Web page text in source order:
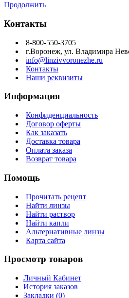
Продолжить
Контакты
8-800-550-3705
г.Воронеж, ул. Владимира
info@linzivvoronezhe.ru
Контакты
Наши реквизиты
Информация
Конфиденциальность
Договор оферты
Как заказать
Доставка товара
Оплата заказа
Возврат товара
Помощь
Прочитать рецепт
Найти линзы
Найти раствор
Найти капли
Альтернативные линзы
Карта сайта
Просмотр товаров
Личный Кабинет
История заказов
Закладки (0)